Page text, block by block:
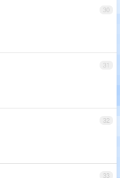
30
31
32
33